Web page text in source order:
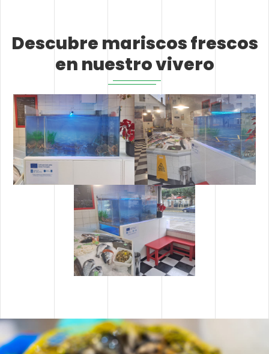
Descubre mariscos frescos
en nuestro vivero